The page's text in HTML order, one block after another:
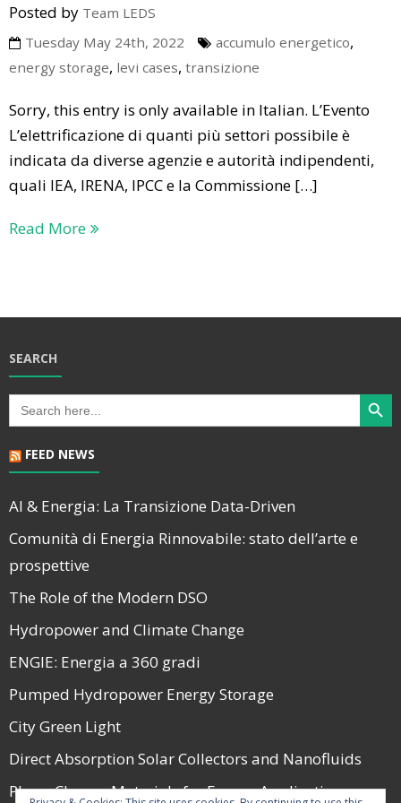
Posted by Team LEDS
Tuesday May 24th, 2022
accumulo energetico,
energy storage, levi cases, transizione
Sorry, this entry is only available in Italian. L’Evento
L’elettrificazione di quanti più settori possibile è
indicata da diverse agenzie e autorità indipendenti,
quali IEA, IRENA, IPCC e la Commissione […]
Read More
SEARCH
Search
for:
Search
FEED NEWS
AI & Energia: La Transizione Data-Driven
Comunità di Energia Rinnovabile: stato dell’arte e
prospettive
The Role of the Modern DSO
Hydropower and Climate Change
ENGIE: Energia a 360 gradi
Pumped Hydropower Energy Storage
City Green Light
Direct Absorption Solar Collectors and Nanofluids
Phase Change Materials for Energy Applications